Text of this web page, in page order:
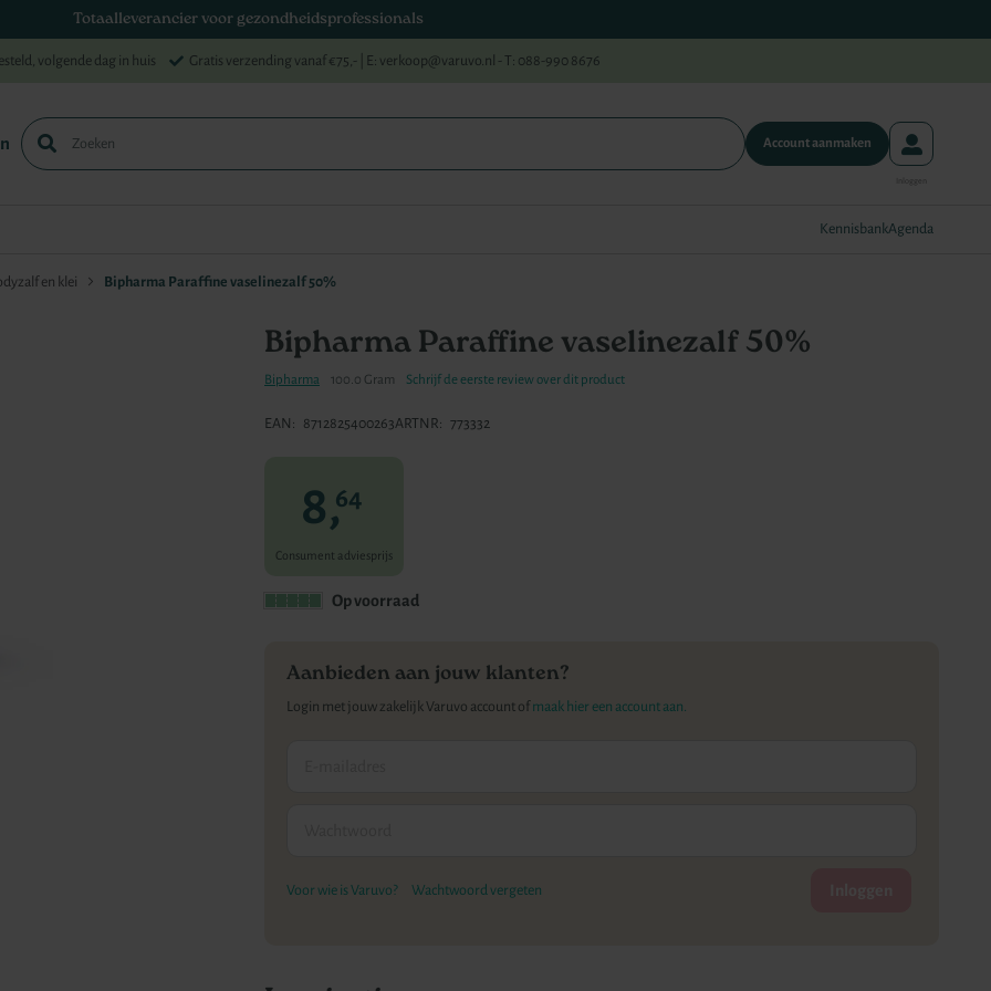
Totaalleverancier voor gezondheidsprofessionals
volgende dag in huis Gratis verzending vanaf €75,- | E: verkoop@varuvo.nl - T: 088-990 8676
Account aanmaken
KennisbankAgenda
en klei Bipharma Paraffine vaselinezalf 50%
Bipharma Paraffine vaselinezalf 50%
Bipharma 100.0 Gram Schrijf de eerste review over dit product
8,64
Consument adviesprijs
Op voorraad
Aanbieden aan jouw klanten?
Login met jouw zakelijk Varuvo account of maak hier een account aan.
Voor wie is Varuvo? Wachtwoord vergeten
EAN 8712825400263ARTNR 773332